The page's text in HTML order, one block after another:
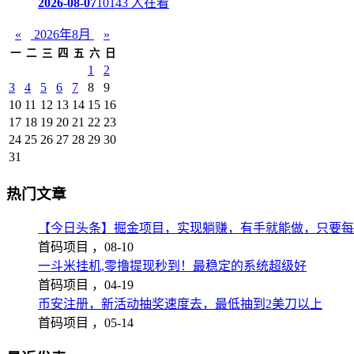
2026-08-0710143 人在看
« 2026年8月 »
一 二 三 四 五 六 日
1
2
3
4 5 6 7 8
9
10 11 12 13 14 15 16
17 18 19 20 21 22 23
24 25 26 27 28 29 30
31
热门文章
【今日头条】掘金项目，实现躺赚，有手就能做，只要
首码项目 ， 08-10
一斗米挂机,零撸提现秒到！最稳定的系统超级好
首码项目 ， 04-19
币安注册，新活动抽奖速度去，最低抽到2美刀以上
首码项目 ， 05-14